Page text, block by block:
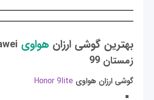
بهترین گوشی‌ ارزان هواوی
زمستان 99
گوشی ارزان هواوی